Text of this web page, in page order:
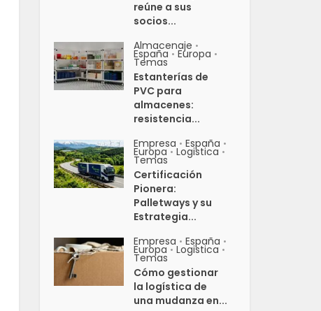
reúne a sus
socios...
Almacenaje •
España • Europa •
Temas
Estanterías de
PVC para
almacenes:
resistencia...
Empresa • España •
Europa • Logistica •
Temas
Certificación
Pionera:
Palletways y su
Estrategia...
Empresa • España •
Europa • Logistica •
Temas
Cómo gestionar
la logística de
una mudanza en...